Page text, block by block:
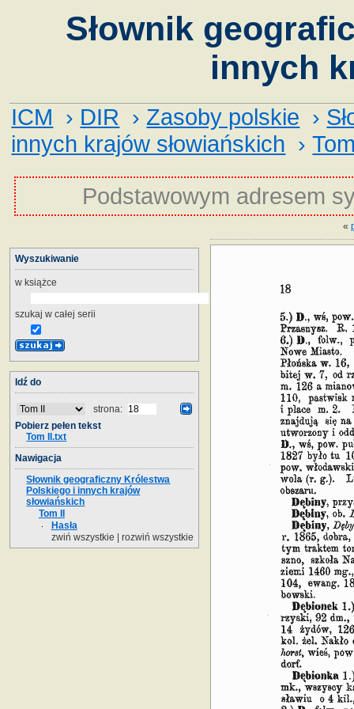
Słownik
innych
ICM › DIR › Zasoby polskie ›
innych krajów słowiańskich ›
Podstawowym adresem
«
Wyszukiwanie
w książce
szukaj w całej serii
Idź do
strona:
Pobierz pełen tekst
Tom II.txt
Nawigacja
Słownik geograficzny Królestwa
Polskiego i innych krajów
słowiańskich
Tom II
Hasła
zwiń wszystkie
rozwiń wszystkie